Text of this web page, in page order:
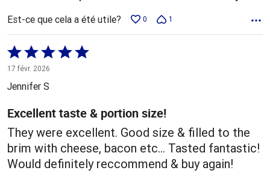
Est-ce que cela a été utile? 0 1
Coté
5 sur
5
17 févr. 2026
Jennifer S
Excellent taste & portion size!
They were excellent. Good size & filled to the
brim with cheese, bacon etc... Tasted fantastic!
Would definitely reccommend & buy again!